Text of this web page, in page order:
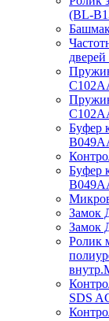
(BL-
Буфер
Буфер
Замок
Замок
Ролик
SDS